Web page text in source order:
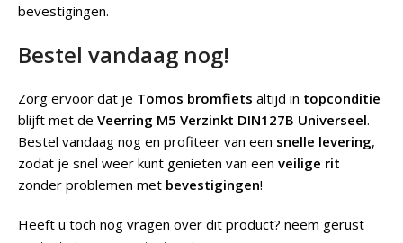
bevestigingen.
Bestel vandaag nog!
Zorg ervoor dat je Tomos bromfiets altijd in topconditie
blijft met de Veerring M5 Verzinkt DIN127B Universeel.
Bestel vandaag nog en profiteer van een snelle levering,
zodat je snel weer kunt genieten van een veilige rit
zonder problemen met bevestigingen!
Heeft u toch nog vragen over dit product? neem gerust